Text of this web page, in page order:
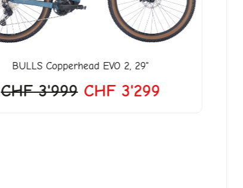
BULLSCopperhead EVO 2, 29"
CHF3'999 CHF3'299